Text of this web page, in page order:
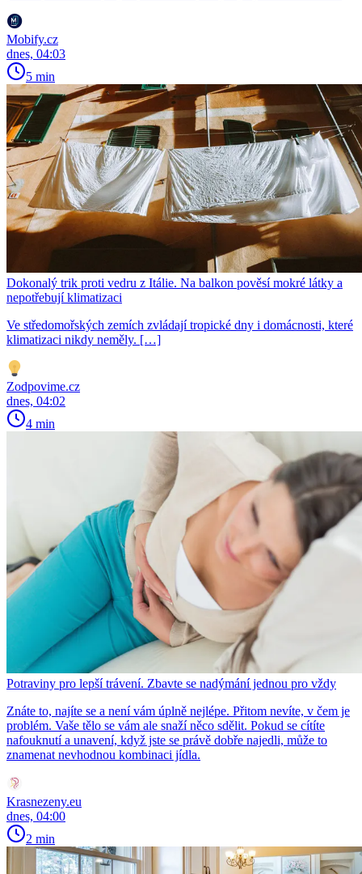
Mobify.cz
dnes, 04:03
5 min
Dokonalý trik proti vedru z Itálie. Na balkon pověsí mokré látky a
nepotřebují klimatizaci
Ve středomořských zemích zvládají tropické dny i domácnosti, které
klimatizaci nikdy neměly. […]
Zodpovime.cz
dnes, 04:02
4 min
Potraviny pro lepší trávení. Zbavte se nadýmání jednou pro vždy
Znáte to, najíte se a není vám úplně nejlépe. Přitom nevíte, v čem je
problém. Vaše tělo se vám ale snaží něco sdělit. Pokud se cítíte
nafouknutí a unavení, když jste se právě dobře najedli, může to
znamenat nevhodnou kombinaci jídla.
Krasnezeny.eu
dnes, 04:00
2 min